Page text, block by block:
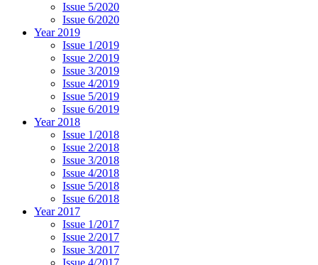
Issue 5/2020
Issue 6/2020
Year 2019
Issue 1/2019
Issue 2/2019
Issue 3/2019
Issue 4/2019
Issue 5/2019
Issue 6/2019
Year 2018
Issue 1/2018
Issue 2/2018
Issue 3/2018
Issue 4/2018
Issue 5/2018
Issue 6/2018
Year 2017
Issue 1/2017
Issue 2/2017
Issue 3/2017